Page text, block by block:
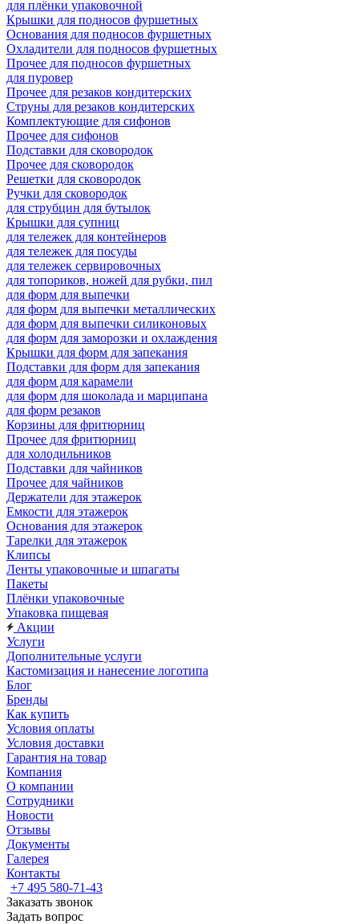
для плёнки упаковочной
Крышки для подносов фуршетных
Основания для подносов фуршетных
Охладители для подносов фуршетных
Прочее для подносов фуршетных
для пуровер
Прочее для резаков кондитерских
Струны для резаков кондитерских
Комплектующие для сифонов
Прочее для сифонов
Подставки для сковородок
Прочее для сковородок
Решетки для сковородок
Ручки для сковородок
для струбцин для бутылок
Крышки для супниц
для тележек для контейнеров
для тележек для посуды
для тележек сервировочных
для топориков, ножей для рубки, пил
для форм для выпечки
для форм для выпечки металлических
для форм для выпечки силиконовых
для форм для заморозки и охлаждения
Крышки для форм для запекания
Подставки для форм для запекания
для форм для карамели
для форм для шоколада и марципана
для форм резаков
Корзины для фритюрниц
Прочее для фритюрниц
для холодильников
Подставки для чайников
Прочее для чайников
Держатели для этажерок
Емкости для этажерок
Основания для этажерок
Тарелки для этажерок
Клипсы
Ленты упаковочные и шпагаты
Пакеты
Плёнки упаковочные
Упаковка пищевая
Акции
Услуги
Дополнительные услуги
Кастомизация и нанесение логотипа
Блог
Бренды
Как купить
Условия оплаты
Условия доставки
Гарантия на товар
Компания
О компании
Сотрудники
Новости
Отзывы
Документы
Галерея
Контакты
+7 495 580-71-43
Заказать звонок
Задать вопрос